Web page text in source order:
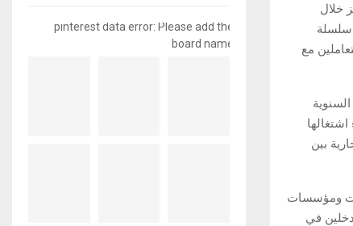
خلال
سلسلة
مع
السنوية
بين
من وفود تمثل هيئات ومؤسسات
في
pinterest data error: Please add the
board name